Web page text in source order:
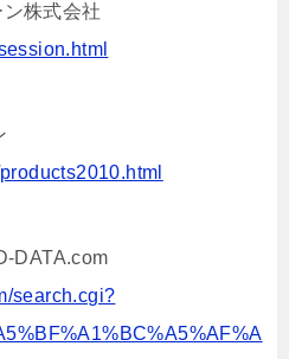
株式会社
DATA.com
search.cgi?